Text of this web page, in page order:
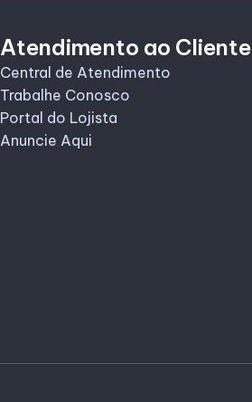
Atendimento ao Cliente
Central de Atendimento
Trabalhe Conosco
Portal do Lojista
Anuncie Aqui